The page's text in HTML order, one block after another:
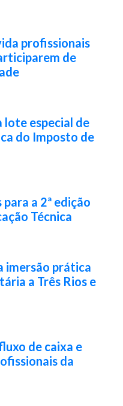
profissionais
de
lote especial de
do Imposto de
a 2ª edição
Técnica
imersão prática
a Três Rios e
de caixa e
da